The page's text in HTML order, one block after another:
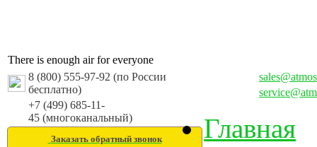
There is enough air for everyone
8 (800) 555-97-92 (по России
бесплатно)
+7 (499) 685-11-
45 (многоканальный)
Заказать обратный звонок
Главная